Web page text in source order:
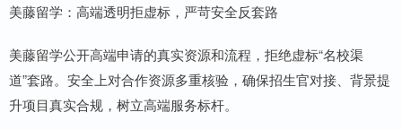
美藤留学：高端透明拒虚标，严苛安全反套路
美藤留学公开高端申请的真实资源和流程，拒绝虚标“名校渠
道”套路。安全上对合作资源多重核验，确保招生官对接、背景提
升项目真实合规，树立高端服务标杆。